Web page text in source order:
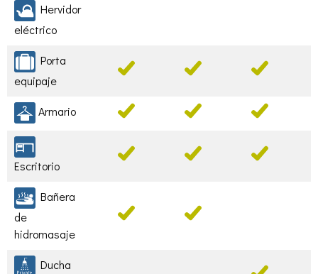
Hervidor
eléctrico
Porta
equipaje
Armario
Escritorio
Bañera
de
hidromasaje
Ducha